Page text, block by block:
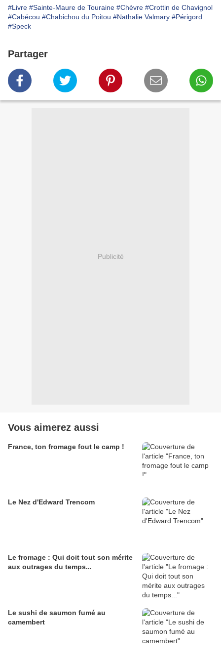
#Livre #Sainte-Maure de Touraine #Chèvre #Crottin de Chavignol
#Cabécou #Chabichou du Poitou #Nathalie Valmary #Périgord
#Speck
Partager
Publicité
Vous aimerez aussi
France, ton fromage fout le camp !
Le Nez d'Edward Trencom
Le fromage : Qui doit tout son mérite
aux outrages du temps...
Le sushi de saumon fumé au
camembert